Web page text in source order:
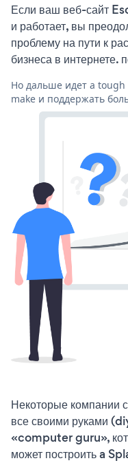
Если ваш веб-сайт
и работает, вы
проблему на пути к
бизнеса в интернете.
Но дальше идет a
make и поддержать
Некоторые компании
все своими руками
«computer guru»,
может построить a